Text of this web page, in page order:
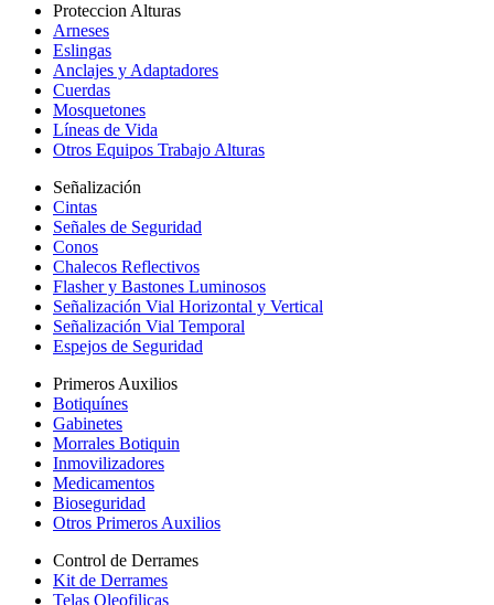
Proteccion Alturas
Arneses
Eslingas
Anclajes y Adaptadores
Cuerdas
Mosquetones
Líneas de Vida
Otros Equipos Trabajo Alturas
Señalización
Cintas
Señales de Seguridad
Conos
Chalecos Reflectivos
Flasher y Bastones Luminosos
Señalización Vial Horizontal y Vertical
Señalización Vial Temporal
Espejos de Seguridad
Primeros Auxilios
Botiquínes
Gabinetes
Morrales Botiquin
Inmovilizadores
Medicamentos
Bioseguridad
Otros Primeros Auxilios
Control de Derrames
Kit de Derrames
Telas Oleofilicas